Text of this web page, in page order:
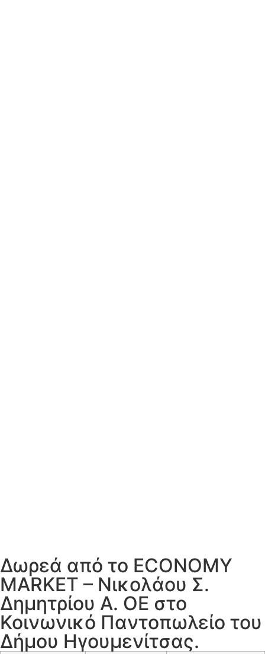
Δωρεά από το ECONOMY
MARKET – Νικολάου Σ.
Δημητρίου Α. ΟΕ στο
Κοινωνικό Παντοπωλείο του
Δήμου Ηγουμενίτσας.